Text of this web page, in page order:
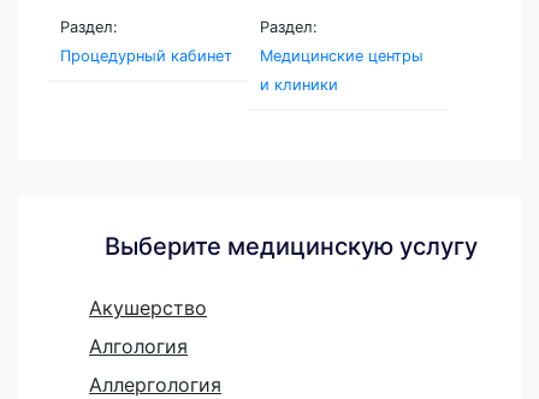
Раздел:
Процедурный кабинет
Раздел:
Медицинские центры
и клиники
Выберите медицинскую услугу
Акушерство
Алгология
Аллергология